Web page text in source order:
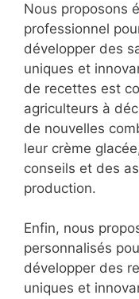
Nous proposons
professionnel
développer des
uniques et
de recettes est
agriculteurs à
de nouvelles
leur crème
conseils et des
production.
Enfin, nous
personnalisés
développer des
uniques et